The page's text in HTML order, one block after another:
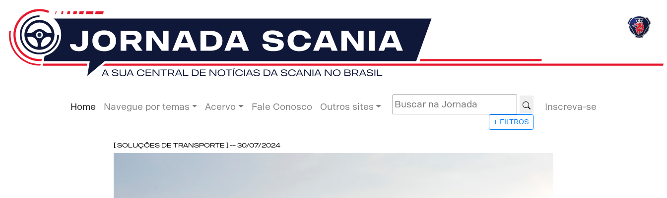
Home Navegue por temas Acervo Fale Conosco Outros sites
+ FILTROS
Inscreva-se
[ Soluções de Transporte ] -- 30/07/2024